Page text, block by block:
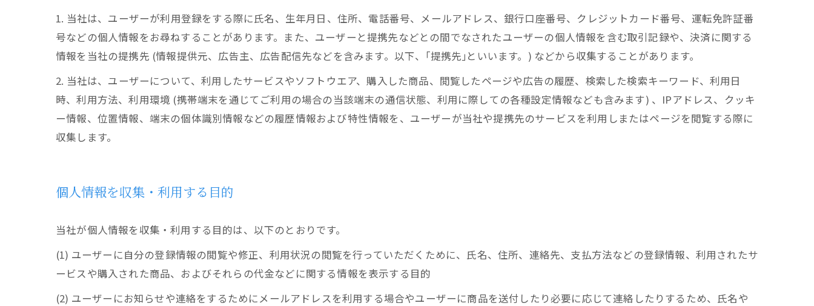
1. 当社は、ユーザーが利用登録をする際に氏名、生年月日、住所、電話番号、メールアドレス、銀行口座番号、クレジットカード番号、運転免許証番
号などの個人情報をお尋ねすることがあります。また、ユーザーと提携先などとの間でなされたユーザーの個人情報を含む取引記録や、決済に関する
情報を当社の提携先 (情報提供元、広告主、広告配信先などを含みます。以下、｢提携先｣といいます。) などから収集することがあります。
2. 当社は、ユーザーについて、利用したサービスやソフトウエア、購入した商品、閲覧したページや広告の履歴、検索した検索キーワード、利用日
時、利用方法、利用環境 (携帯端末を通じてご利用の場合の当該端末の通信状態、利用に際しての各種設定情報なども含みます) 、IPアドレス、クッキ
ー情報、位置情報、端末の個体識別情報などの履歴情報および特性情報を、ユーザーが当社や提携先のサービスを利用しまたはページを閲覧する際に
収集します。
個人情報を収集・利用する目的
当社が個人情報を収集・利用する目的は、以下のとおりです。
(1) ユーザーに自分の登録情報の閲覧や修正、利用状況の閲覧を行っていただくために、氏名、住所、連絡先、支払方法などの登録情報、利用されたサ
ービスや購入された商品、およびそれらの代金などに関する情報を表示する目的
(2) ユーザーにお知らせや連絡をするためにメールアドレスを利用する場合やユーザーに商品を送付したり必要に応じて連絡したりするため、氏名や